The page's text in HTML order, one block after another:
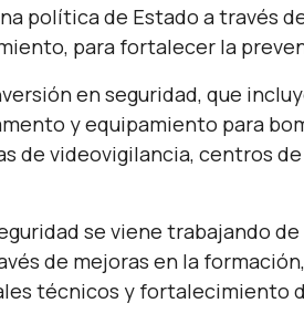
política de Estado a través
para fortalecer la
en seguridad, que
y equipamiento para
de videovigilancia, centros
se viene trabajando
de mejoras en la
técnicos y fortalecimiento